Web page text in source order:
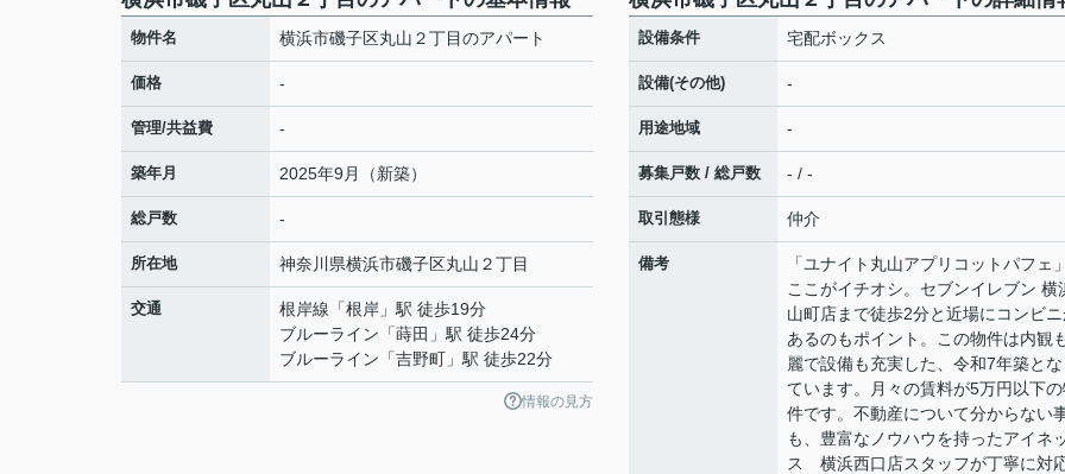
物件名 横浜市磯子区丸山２丁目のアパート
価格 -
管理/共益費 -
築年月 2025年9月（新築）
総戸数 -
所在地 神奈川県横浜市磯子区丸山 ２丁目
交通 根岸線 「根岸 」駅 徒歩19分
ブルーライン 「蒔田 」駅 徒歩24分
ブルーライン 「吉野町 」駅 徒歩22分
情報の見方
設備条件 宅配ボックス
設備(その他) -
用途地域 -
募集戸数 / 総戸数 - / -
取引態様 仲介
備考
「ユナイト丸山アプリコットパフェ
ここがイチオシ。セブンイレブン 横
山町店まで徒歩2分と近場にコンビ
あるのもポイント。この物件は内観
麗で設備も充実した、令和7年築と
ています。月々の賃料が5万円以下
件です。不動産について分からない
も、豊富なノウハウを持ったアイネ
ス 横浜西口店スタッフが丁寧に対